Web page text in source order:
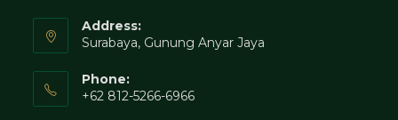
Address:
Surabaya, Gunung Anyar Jaya
Phone:
+62 812-5266-6966